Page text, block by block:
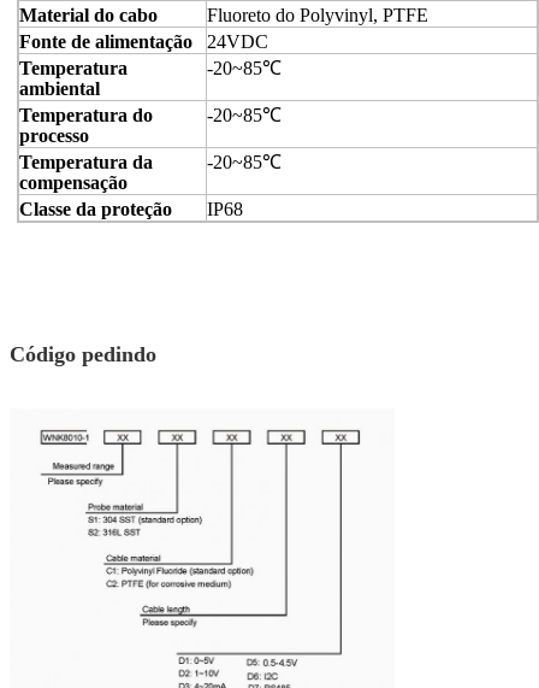
Material do cabo
Fluoreto do Polyvinyl, PTFE
Fonte de alimentação
24VDC
Temperatura
ambiental
-20~85℃
Temperatura do
processo
-20~85℃
Temperatura da
compensação
-20~85℃
Classe da proteção IP68
Código pedindo